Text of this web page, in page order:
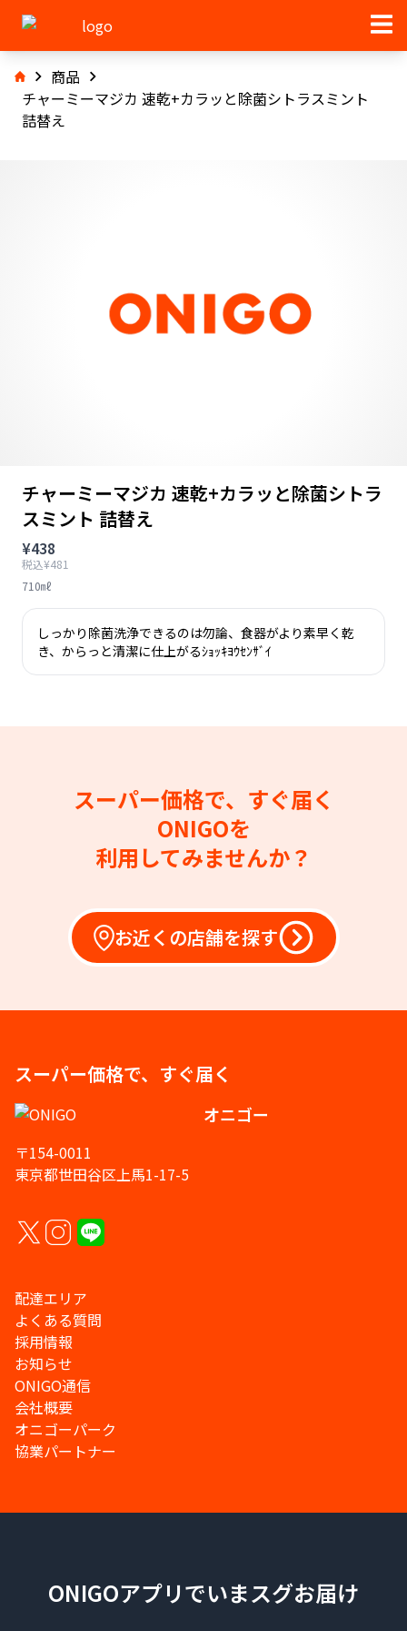
商品
チャーミーマジカ 速乾+カラッと除菌シトラスミント
詰替え
チャーミーマジカ 速乾+カラッと除菌シトラ
スミント 詰替え
¥438
税込¥481
710㎖
しっかり除菌洗浄できるのは勿論、食器がより素早く乾
き、からっと清潔に仕上がるｼｮｯｷﾖｳｾﾝｻﾞｲ
スーパー価格で、すぐ届く
ONIGOを
利用してみませんか？
お近くの店舗を探す
スーパー価格で、すぐ届く
オニゴー
〒154-0011
東京都世田谷区上馬1-17-5
配達エリア
よくある質問
採用情報
お知らせ
ONIGO通信
会社概要
オニゴーパーク
協業パートナー
ONIGOアプリでいまスグお届け